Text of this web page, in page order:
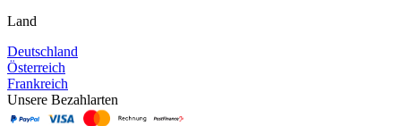
Land
Deutschland
Österreich
Frankreich
Unsere Bezahlarten